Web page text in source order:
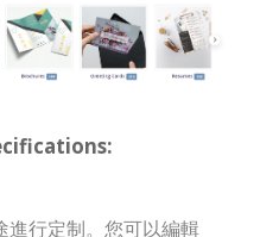
進行定制。您可以編輯